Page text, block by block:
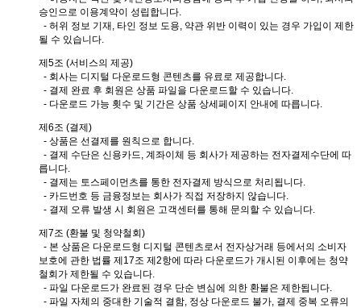
승인으로 이용계약이 성립합니다.
- 허위 정보 기재, 타인 정보 도용, 약관 위반 이력이 있는 경우 가입이 제한
될 수 있습니다.
제5조 (서비스의 제공)
- 회사는 디지털 다운로드형 콘텐츠를 유료로 제공합니다.
- 결제 완료 후 회원은 상품 파일을 다운로드할 수 있습니다.
- 다운로드 가능 횟수 및 기간은 상품 상세페이지 안내에 따릅니다.
제6조 (결제)
- 상품은 선결제를 원칙으로 합니다.
- 결제 수단은 신용카드, 계좌이체 등 회사가 제공하는 전자결제수단에 따
릅니다.
- 결제는 토스페이먼츠를 통한 전자결제 방식으로 처리됩니다.
- 카드번호 등 금융정보는 회사가 직접 저장하지 않습니다.
- 결제 오류 발생 시 회원은 고객센터를 통해 문의할 수 있습니다.
제7조 (환불 및 청약철회)
- 본 상품은 다운로드형 디지털 콘텐츠로서 전자상거래 등에서의 소비자
보호에 관한 법률 제17조 제2항에 따라 다운로드가 개시된 이후에는 청약
철회가 제한될 수 있습니다.
- 파일 다운로드가 완료된 경우 단순 변심에 의한 환불은 제한됩니다.
- 파일 자체의 중대한 기술적 결함, 정상 다운로드 불가, 결제 중복 오류의